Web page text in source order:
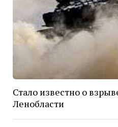
Стало известно о
Ленобласти